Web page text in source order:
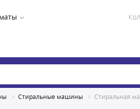
Стиральные машины Стиральная